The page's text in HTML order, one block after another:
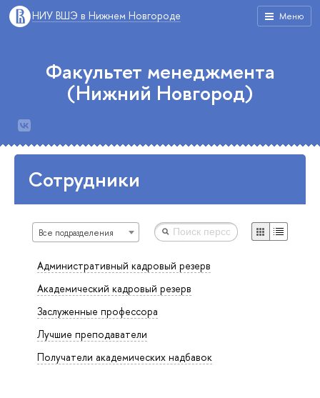
Меню
НИУ ВШЭ в Нижнем Новгороде
Факультет менеджмента
(Нижний Новгород)
Сотрудники
Все подразделения
Административный кадровый резерв
Академический кадровый резерв
Заслуженные профессора
Лучшие преподаватели
Получатели академических надбавок